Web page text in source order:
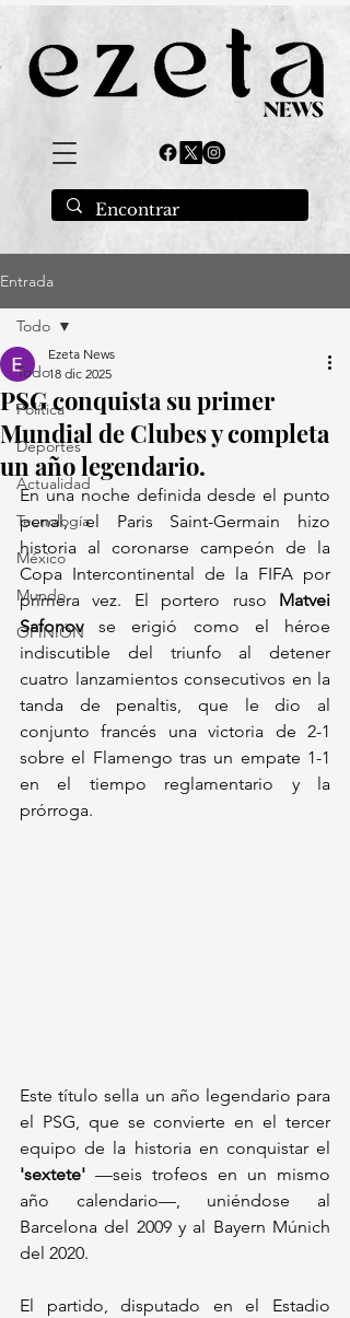
Entrada
Todo
Política
Deportes
Actualidad
Tecnología
México
Mundo
OPINIÓN
Todo
PSG conquista su primer
Mundial de Clubes y completa
un año legendario.
Ezeta News
18 dic 2025
En una noche definida desde el punto
penal, el Paris Saint-Germain hizo
historia al coronarse campeón de la
Copa Intercontinental de la FIFA por
primera vez. El portero ruso Matvei
Safonov se erigió como el héroe
indiscutible del triunfo al detener
cuatro lanzamientos consecutivos en la
tanda de penaltis, que le dio al
conjunto francés una victoria de 2-1
sobre el Flamengo tras un empate 1-1
en el tiempo reglamentario y la
prórroga.
Este título sella un año legendario para
el PSG, que se convierte en el tercer
'sextete' —seis trofeos en un mismo
año calendario—, uniéndose al
Barcelona del 2009 y al Bayern Múnich
del 2020.
El partido, disputado en el Estadio